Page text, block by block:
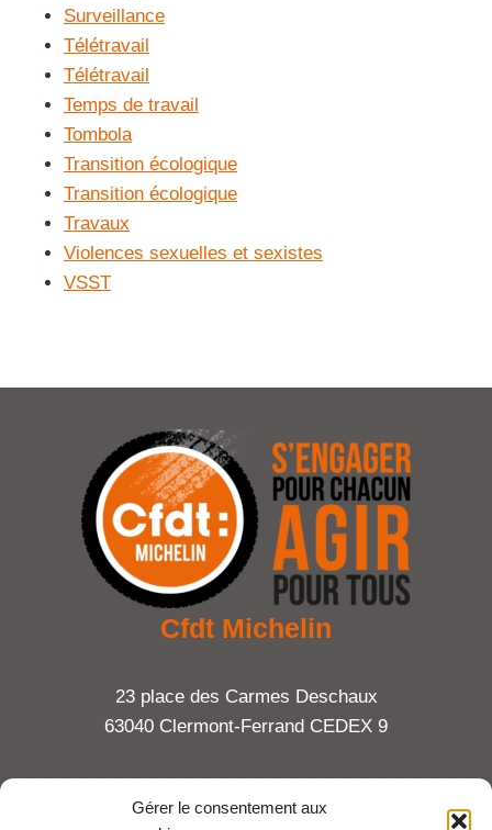
Gérer le consentement aux
Surveillance
Télétravail
Télétravail
Temps de travail
Tombola
Transition écologique
Transition écologique
Travaux
Violences sexuelles et sexistes
VSST
Cfdt Michelin
23 place des Carmes Deschaux
63040 Clermont-Ferrand CEDEX 9
Tel : 06 65 27 23 81